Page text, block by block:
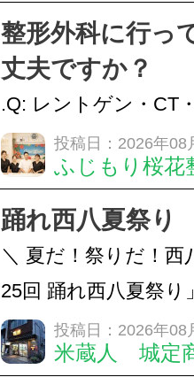
慣など様々です。痛
し、お一人おひとり
をご提案します。.#
整形外科に行っ
丈夫ですか？
.Q: レントゲン・CT
いなくても施術は受
A: はい、受けられま
態を丁寧に確認した
います。必要に応じ
ン・CT・MRIなどの
投稿日：2026年08
ふじもり桜花
踊れ西八夏祭り
＼ 夏だ！祭りだ！西
25回 踊れ西八夏祭
てくる！ 伝統の【阿
情熱の【よさこいソ
投稿日：2026年08
米蔵人 城定